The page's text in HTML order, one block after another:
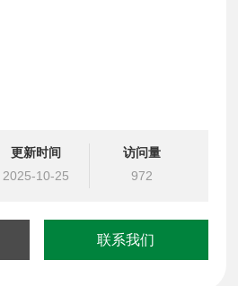
更新时间
2025-10-25
访问量
972
联系我们